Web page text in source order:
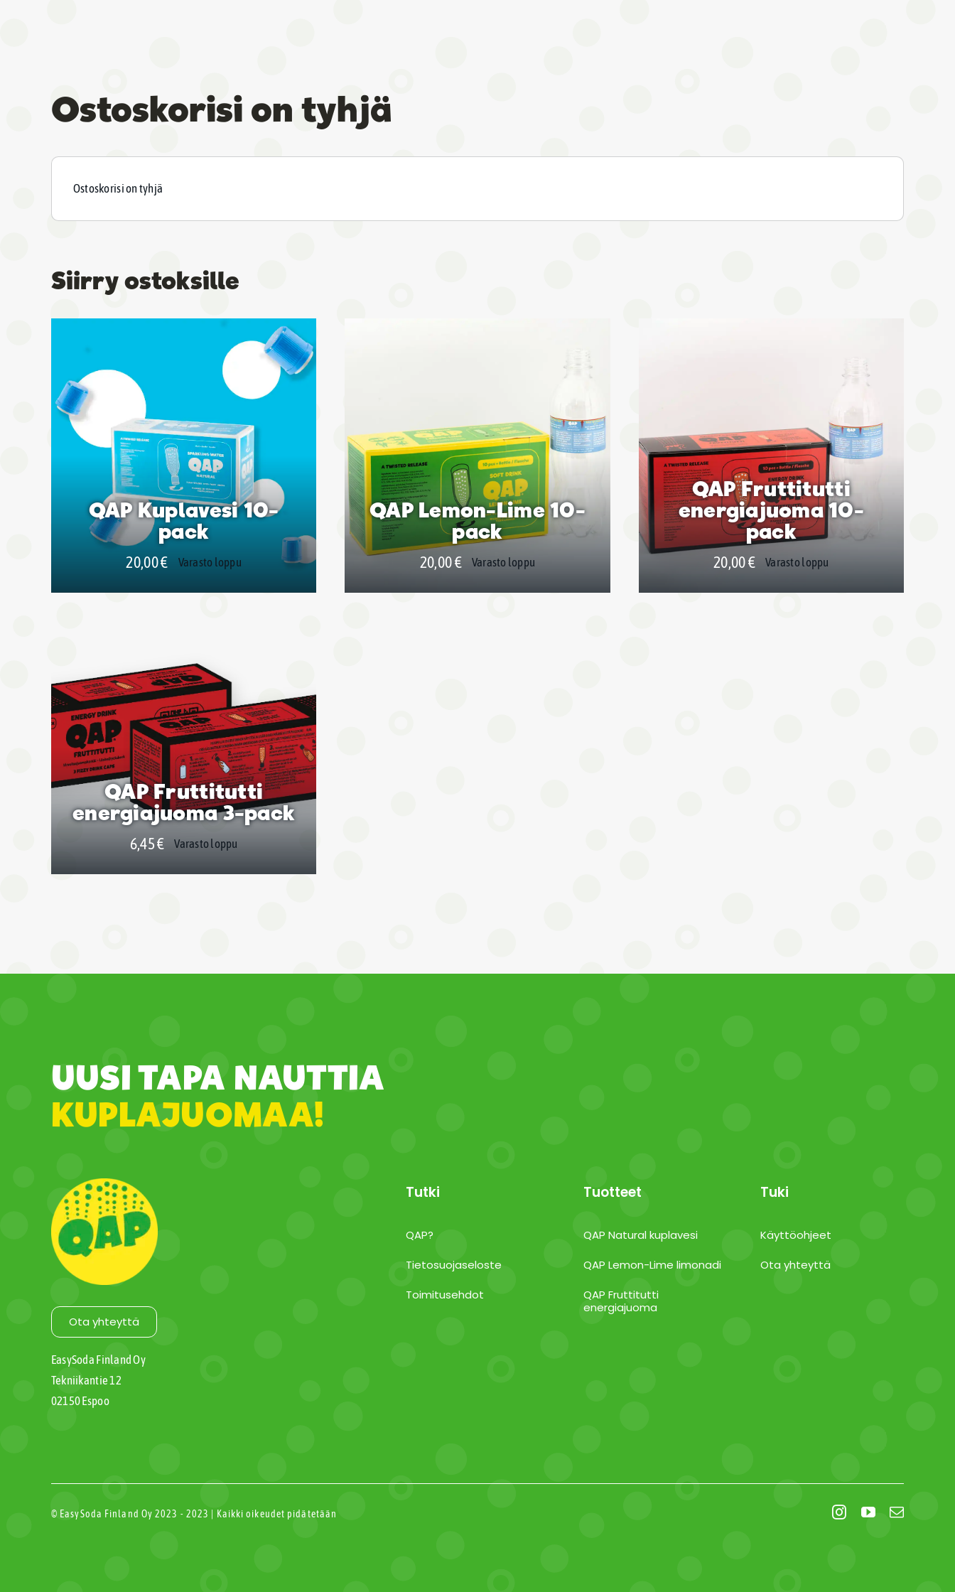
Ostoskorisi on tyhjä
Ostoskorisi on tyhjä
Siirry ostoksille
QAP Kuplavesi 10-
pack
20,00€ Varasto loppu
QAP Lemon-Lime 10-
pack
20,00€ Varasto loppu
QAP Fruttitutti
energiajuoma 10-
pack
20,00€ Varasto loppu
QAP Fruttitutti
energiajuoma 3-pack
6,45€ Varasto loppu
UUSI TAPA NAUTTIA
KUPLAJUOMAA!
Ota yhteyttä
EasySoda Finland Oy
Tekniikantie 12
02150 Espoo
Tutki
QAP?
Tietosuojaseloste
Toimitusehdot
Tuotteet
QAP Natural kuplavesi
QAP Lemon-Lime limonadi
QAP Fruttitutti
energiajuoma
Tuki
Käyttöohjeet
Ota yhteyttä
© EasySoda Finland Oy 2023 - 2023 | Kaikki oikeudet pidätetään